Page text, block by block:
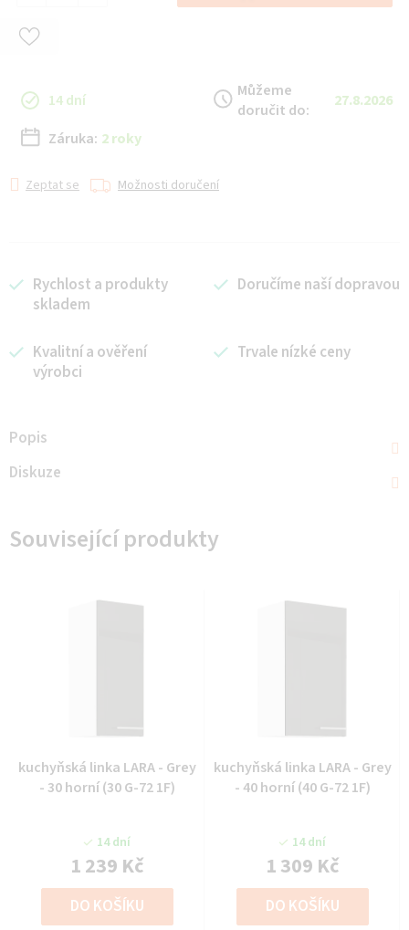
14 dní
Můžeme
doručit do:
27.8.2026
Záruka: 2 roky
Zeptat se Možnosti doručení
Rychlost a produkty
skladem
Doručíme naší dopravou
Kvalitní a ověření
výrobci
Trvale nízké ceny
Popis
Diskuze
Související produkty
kuchyňská linka LARA - Grey
- 30 horní (30 G-72 1F)
14 dní
1 239 Kč
DO KOŠÍKU
kuchyňská linka LARA - Grey
- 40 horní (40 G-72 1F)
14 dní
1 309 Kč
DO KOŠÍKU